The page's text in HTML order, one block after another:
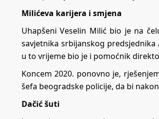
Milićeva karijera i smjena
Uhapšeni Veselin Milić bio je na
savjetnika srbijanskog
u to vrijeme bio je i pomoćnik
Koncem 2020. ponovno je,
šefa beogradske policije, da bi
Dačić šuti